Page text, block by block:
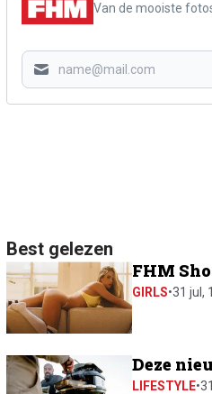
Van de mooiste
Best gelezen
FHM
GIRLS•31 jul,
Deze
LIFESTYLE•